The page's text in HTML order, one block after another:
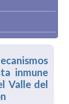
inmune
Valle del